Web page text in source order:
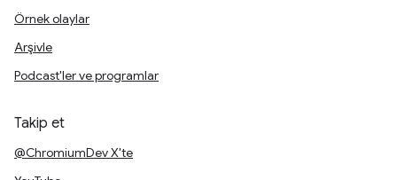
Örnek olaylar
Arşivle
Podcast'ler ve programlar
Takip et
@ChromiumDev X'te